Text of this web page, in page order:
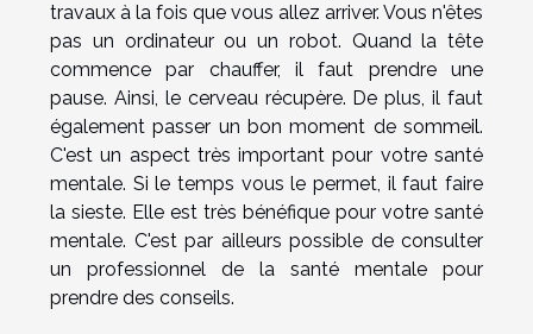
travaux à la fois que vous allez arriver. Vous n'êtes
pas un ordinateur ou un robot. Quand la tête
commence par chauffer, il faut prendre une
pause. Ainsi, le cerveau récupère. De plus, il faut
également passer un bon moment de sommeil.
C'est un aspect très important pour votre santé
mentale. Si le temps vous le permet, il faut faire
la sieste. Elle est très bénéfique pour votre santé
mentale. C'est par ailleurs possible de consulter
un professionnel de la santé mentale pour
prendre des conseils.